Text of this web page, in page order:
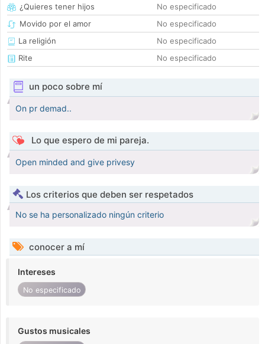
¿Quieres tener hijos
No especificado
Movido por el amor
No especificado
La religión
No especificado
Rite
No especificado
un poco sobre mí
On pr demad..
Lo que espero de mi pareja.
Open minded and give privesy
Los criterios que deben ser respetados
No se ha personalizado ningún criterio
conocer a mí
Intereses
No especificado
Gustos musicales